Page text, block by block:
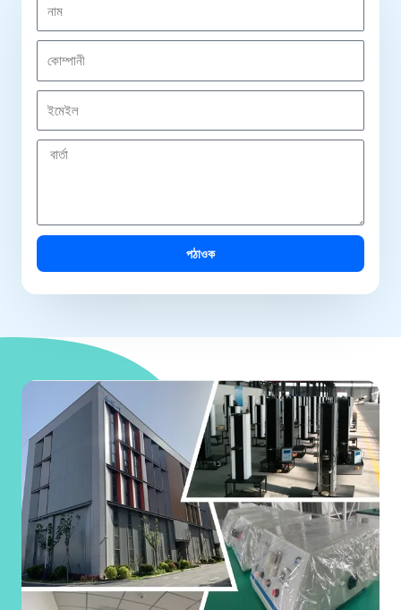
নী
ই
পঠাওক